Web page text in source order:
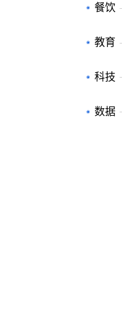
餐饮
教育
科技
数据